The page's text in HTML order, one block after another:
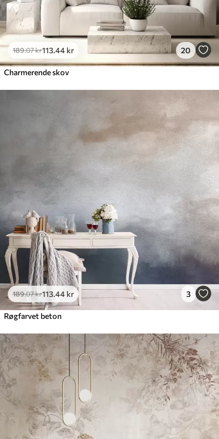
189.07kr113 .44 kr 20
Charmerende skov
189.07kr113 .44 kr 3
Røgfarvet beton